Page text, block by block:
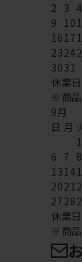
2 3 4
9 10
1617
2324
3031
休業日
※商品
9月
日 月
1
6 7 8
1314
2021
2728
休業日
※商品